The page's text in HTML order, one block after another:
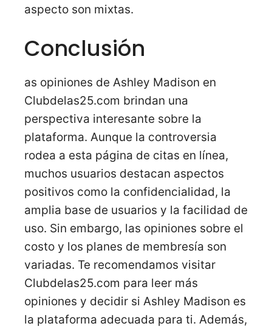
aspecto son mixtas.
Conclusión
as opiniones de Ashley Madison en
Clubdelas25.com brindan una
perspectiva interesante sobre la
plataforma. Aunque la controversia
rodea a esta página de citas en línea,
muchos usuarios destacan aspectos
positivos como la confidencialidad, la
amplia base de usuarios y la facilidad de
uso. Sin embargo, las opiniones sobre el
costo y los planes de membresía son
variadas. Te recomendamos visitar
Clubdelas25.com para leer más
opiniones y decidir si Ashley Madison es
la plataforma adecuada para ti. Además,